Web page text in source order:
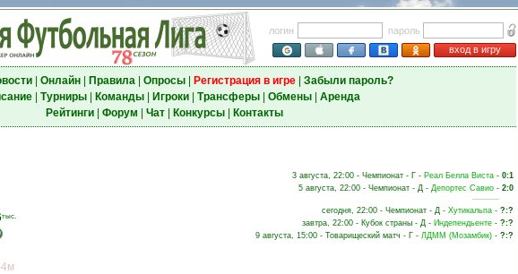
логин
пароль
вход в игру
| Онлайн| Правила| Опросы| Регистрация в игре| Забыли пароль?
| Турниры| Команды| Игроки| Трансферы| Обмены| Аренда
Рейтинги| Форум Чат| Конкурсы| Контакты
тыс.
4м
3 августа, 22:00 - Чемпионат - Г - Реал Белла Виста - 0:1
5 августа, 22:00 - Чемпионат - Д - Депортес Савио - 2:0
сегодня, 22:00 - Чемпионат - Д - Хутикальпа - ?:?
завтра, 22:00 - Кубок страны - Д - Индепендьенте - ?:?
9 августа, 15:00 - Товарищеский матч - Г - ЛДММ (Мозамбик) - ?:?